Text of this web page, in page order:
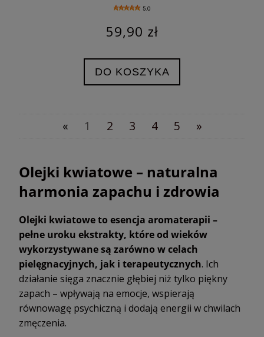
5.0
59,90 zł
DO KOSZYKA
« 1 2 3 4 5 »
Olejki kwiatowe – naturalna
harmonia zapachu i zdrowia
Olejki kwiatowe to esencja aromaterapii –
pełne uroku ekstrakty, które od wieków
wykorzystywane są zarówno w celach
pielęgnacyjnych, jak i terapeutycznych. Ich
działanie sięga znacznie głębiej niż tylko piękny
zapach – wpływają na emocje, wspierają
równowagę psychiczną i dodają energii w chwilach
zmęczenia.